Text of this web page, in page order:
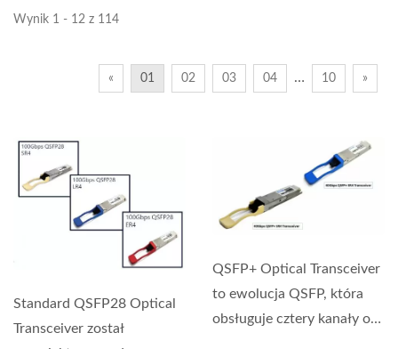
Wynik 1 - 12 z 114
« 01 02 03 04 … 10 »
Standard QSFP28 Optical
Transceiver został
QSFP+ Optical Transceiver
to ewolucja QSFP, która
obsługuje cztery kanały o